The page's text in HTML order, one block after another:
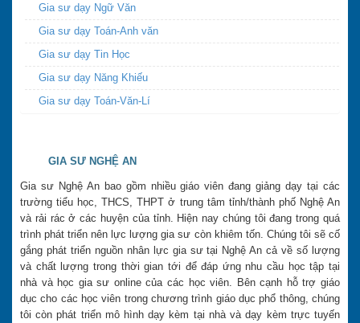
Gia sư dạy Ngữ Văn
Gia sư dạy Toán-Anh văn
Gia sư dạy Tin Học
Gia sư dạy Năng Khiếu
Gia sư dạy Toán-Văn-Lí
GIA SƯ NGHỆ AN
Gia sư Nghệ An bao gồm nhiều giáo viên đang giảng dạy tại các
trường tiểu học, THCS, THPT ở trung tâm tỉnh/thành phố Nghệ An
và rải rác ở các huyện của tỉnh. Hiện nay chúng tôi đang trong quá
trình phát triển nên lực lượng gia sư còn khiêm tốn. Chúng tôi sẽ cố
gắng phát triển nguồn nhân lực gia sư tại Nghệ An cả về số lượng
và chất lượng trong thời gian tới để đáp ứng nhu cầu học tập tại
nhà và học gia sư online của các học viên. Bên cạnh hỗ trợ giáo
dục cho các học viên trong chương trình giáo dục phổ thông, chúng
tôi còn phát triển mô hình dạy kèm tại nhà và dạy kèm trực tuyến